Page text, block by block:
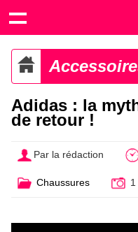
Adidas : la
de retour !
Par la rédaction
Chaussures